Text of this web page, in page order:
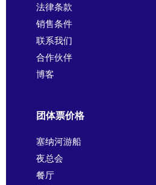
法律条款
销售条件
联系我们
合作伙伴
博客
团体票价格
塞纳河游船
夜总会
餐厅